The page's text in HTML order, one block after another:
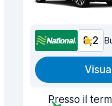
8,2
Presso il